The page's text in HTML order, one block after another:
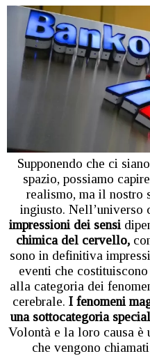
Supponendo che ci
spazio, possiamo
realismo, ma il nostro
ingiusto.
impressioni dei sensi
chimica del cervello,
sono in definitiva
eventi che
alla categoria dei
cerebrale. I fenomeni
una sottocategoria
Volontà e la loro causa è
che vengono